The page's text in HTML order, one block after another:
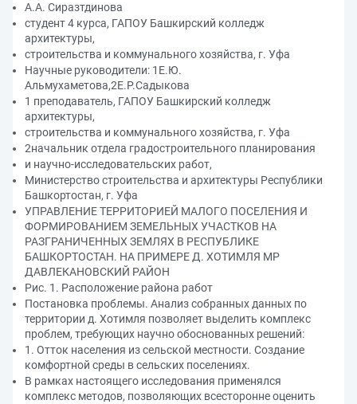
А.А. Сиразтдинова
студент 4 курса, ГАПОУ Башкирский колледж
архитектуры,
строительства и коммунального хозяйства, г. Уфа
Научные руководители: 1Е.Ю.
Альмухаметова,2Е.Р.Садыкова
1 преподаватель, ГАПОУ Башкирский колледж
архитектуры,
строительства и коммунального хозяйства, г. Уфа
2начальник отдела градостроительного планирования
и научно-исследовательских работ,
Министерство строительства и архитектуры Республики
Башкортостан, г. Уфа
УПРАВЛЕНИЕ ТЕРРИТОРИЕЙ МАЛОГО ПОСЕЛЕНИЯ И
ФОРМИРОВАНИЕМ ЗЕМЕЛЬНЫХ УЧАСТКОВ НА
РАЗГРАНИЧЕННЫХ ЗЕМЛЯХ В РЕСПУБЛИКЕ
БАШКОРТОСТАН. НА ПРИМЕРЕ Д. ХОТИМЛЯ МР
ДАВЛЕКАНОВСКИЙ РАЙОН
Рис. 1. Расположение района работ
Постановка проблемы. Анализ собранных данных по
территории д. Хотимля позволяет выделить комплекс
проблем, требующих научно обоснованных решений:
1. Отток населения из сельской местности. Создание
комфортной среды в сельских поселениях.
В рамках настоящего исследования применялся
комплекс методов, позволяющих всесторонне оценить